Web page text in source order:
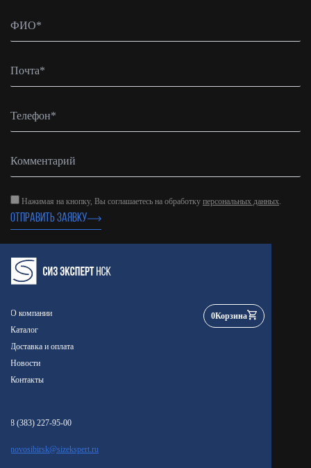
ОТПРАВИТЬ ЗАЯВКУ
Нажимая на кнопку, Вы соглашаетесь на обработку персональных данных.
О компании
Каталог
Доставка и оплата
Новости
Контакты
0Корзина
8 (383) 227-95-00
novosibirsk@sizekspert.ru